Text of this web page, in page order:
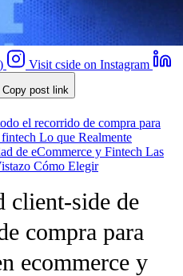
Visit cside on Instagram
Copy post link
el recorrido de compra para
Lo que Realmente
de eCommerce y Fintech Las
Cómo Elegir
client-side de
compra para
ecommerce y